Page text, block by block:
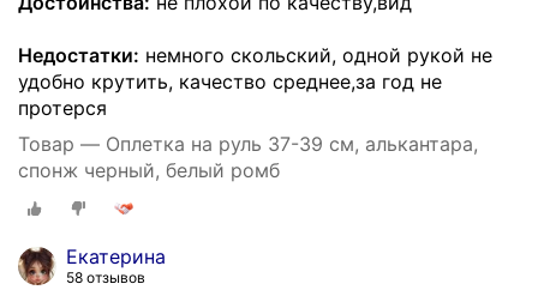
Недостатки: немного скольский, одной рукой не
удобно крутить, качество среднее,за год не
протерся
Товар — Оплетка на руль 37-39 см, алькантара,
спонж черный, белый ромб
Екатерина
58 отзывов